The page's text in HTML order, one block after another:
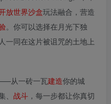
放世界沙盒玩法融合，营造
。你可以选择在月光下独
一同在这片被诅咒的土地上
从一砖一瓦建造你的城
、 战斗 ，每一步都让你真切